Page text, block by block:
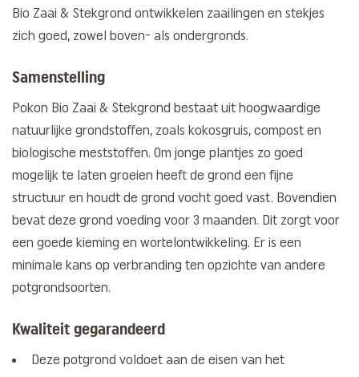
Bio Zaai & Stekgrond ontwikkelen zaailingen en stekjes
zich goed, zowel boven- als ondergronds.
Samenstelling
Pokon Bio Zaai & Stekgrond bestaat uit hoogwaardige
natuurlijke grondstoffen, zoals kokosgruis, compost en
biologische meststoffen. Om jonge plantjes zo goed
mogelijk te laten groeien heeft de grond een fijne
structuur en houdt de grond vocht goed vast. Bovendien
bevat deze grond voeding voor 3 maanden. Dit zorgt voor
een goede kieming en wortelontwikkeling. Er is een
minimale kans op verbranding ten opzichte van andere
potgrondsoorten.
Kwaliteit gegarandeerd
Deze potgrond voldoet aan de eisen van het